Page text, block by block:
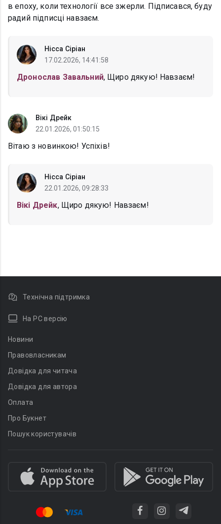
в епоху, коли технології все зжерли. Підписався, буду
радий підписці навзаєм.
Нісса Сіріан
17.02.2026, 14:41:58
Дронослав Завальний, Щиро дякую! Навзаєм!
Вікі Дрейк
22.01.2026, 01:50:15
Вітаю з новинкою! Успіхів!
Нісса Сіріан
22.01.2026, 09:28:33
Вікі Дрейк, Щиро дякую! Навзаєм!
Технічна підтримка
На PC версію
Новини
Правовласникам
Довідка для читача
Довідка для автора
Оплата
Про Букнет
Пошук користувачів